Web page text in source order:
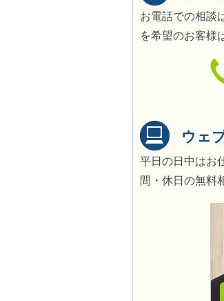
お電話での相談
を希望のお客様
ウェ
平日の日中はお
間・休日の無料